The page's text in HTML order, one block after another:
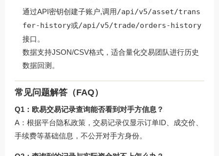
通过API密钥创建子账户,调用/api/v5/asset/trans
fer-history或/api/v5/trade/orders-history
接口。
数据支持JSON/CSV格式，适合量化交易团队进行历史
数据回测。
常见问题解答（FAQ）
Q1：欧易交易记录查询能否看到对手方信息？
A：根据平台隐私政策，交易记录仅显示订单ID、成交价、
手续费等基础信息，不公开对手方身份。